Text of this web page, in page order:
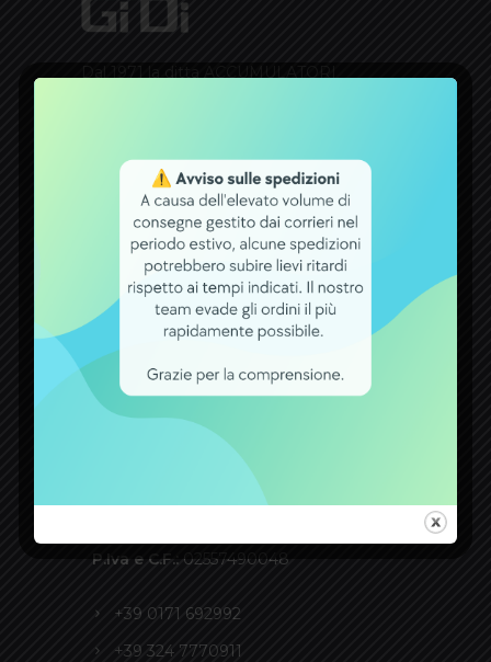
premia tutti coloro che con fiducia si
rivolgono a noi per qualsiasi esigenza
attinente a batterie, carica batterie,
alimentatori ed accumulatori.
CONTATTI
ACCUMULATORI GIDI S.r.l.
Via Savona 81L - 12100 Cuneo -
P.Iva e C.F.: 02557490048
+39 0171 692992
+39 324 7770911